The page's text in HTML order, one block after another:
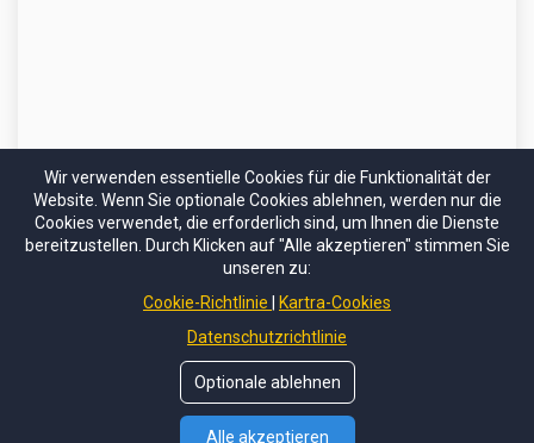
© Copyrights byInsa Hoffmann Artist
Datenschutz Geschäftbedingungen
Wir verwenden essentielle Cookies für die Funktionalität der
Website. Wenn Sie optionale Cookies ablehnen, werden nur die
Cookies verwendet, die erforderlich sind, um Ihnen die Dienste
bereitzustellen. Durch Klicken auf "Alle akzeptieren" stimmen Sie
unseren zu:
Cookie-Richtlinie
Kartra-Cookies
Datenschutzrichtlinie
Optionale ablehnen
Alle akzeptieren